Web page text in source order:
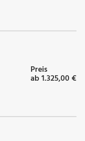
Preis
ab 1.325,00 €